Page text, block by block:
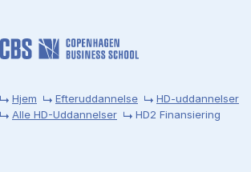
Hjem Efteruddannelse
HD-uddannelser
Alle HD-Uddannelser
HD2 Finansiering